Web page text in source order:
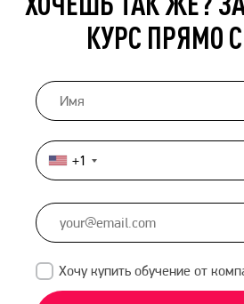
КУРС ПРЯМО
United
States
+1
+1
Хочу купить обучение от